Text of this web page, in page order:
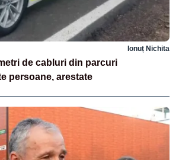
Ionuț Nichita
de cabluri din parcuri
persoane, arestate